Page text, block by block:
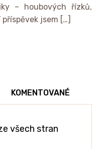
– houbových řízků,
jsem […]
KOMENTOVANÉ
všech stran